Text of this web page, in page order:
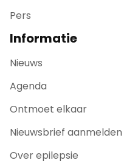
Pers
Informatie
Nieuws
Agenda
Ontmoet elkaar
Nieuwsbrief aanmelden
Over epilepsie